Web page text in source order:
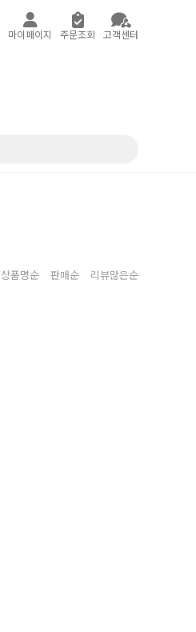
마이페이지 주문조회 고객센터
상품명순 판매순 리뷰많은순